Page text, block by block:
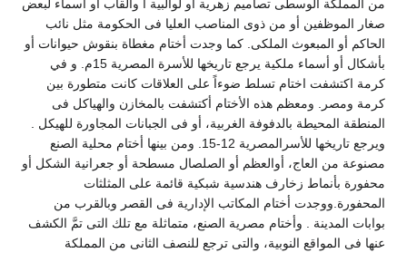
من المملكة الوسطى تصاميم زهرية أو لوالبية أ وألقاب أو أسماء لبعض
صغار الموظفين أو من ذوى المناصب العليا فى الحكومة مثل نائب
الحاكم أو المبعوث الملكى. كما وجدت أختام مغطاة بنقوش حيوانات أو
بأشكال أو أسماء ملكية يرجع تاريخها للأسرة المصرية 15م. و في
كرمة اكتشفت اختام تسلط ضوءاً على العلاقات كانت متطورة بين
كرمة ومصر. ومعظم هذه الأختام أكتشفت بالمخازن والهياكل فى
المنطقة المحيطة بالدفوفة الغربية، أو فى الجبانات المجاورة للهيكل .
ويرجع تاريخها للأسرالمصرية 12-15. ومن بينها أختام محلية الصنع
مصنوعة من العاج، أوالعظم أو الصلصال مسطحة أو جعرانية الشكل أو
محفورة بأنماط زخارف هندسية شبكية قائمة على المثلثات
المحفورة.ووجدت أختام المكاتب الإدارية فى القصر وبالقرب من
بوابات المدينة . وأختام مصرية الصنع، متماثلة مع تلك التى تمَّ الكشف
عنها فى المواقع النوبية، والتى ترجع للنصف الثانى من المملكة